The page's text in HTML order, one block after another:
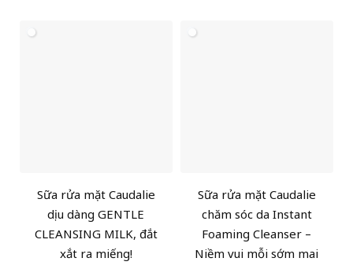
Sữa rửa mặt Caudalie
dịu dàng GENTLE
CLEANSING MILK, đắt
xắt ra miếng!
Sữa rửa mặt Caudalie
chăm sóc da Instant
Foaming Cleanser –
Niềm vui mỗi sớm mai